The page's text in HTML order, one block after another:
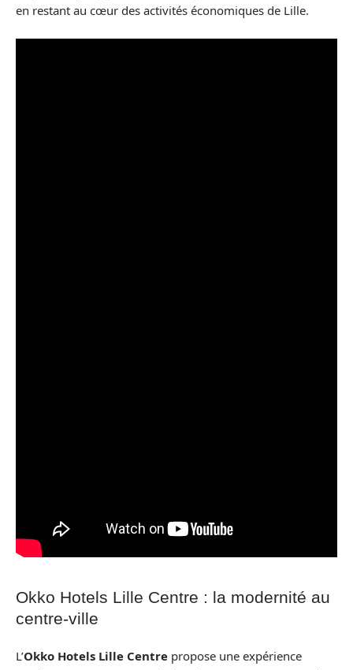
en restant au cœur des activités économiques de Lille.
Okko Hotels Lille Centre : la modernité au
centre-ville
L’Okko Hotels Lille Centre propose une expérience